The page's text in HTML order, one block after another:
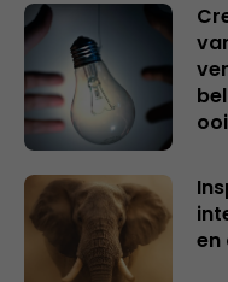
en